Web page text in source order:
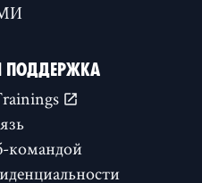
ПОДДЕРЖКА
командой